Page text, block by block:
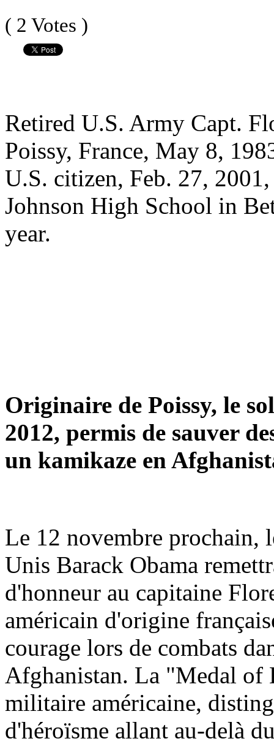
( 2 Votes )
Retired U.S. Army Capt.
Poissy, France, May 8,
U.S. citizen, Feb. 27,
Johnson High School in
year.
Originaire de Poissy, le
2012, permis de sauver
un kamikaze en
Le 12 novembre prochain,
Unis Barack Obama
d'honneur au capitaine
américain d'origine
courage lors de combats
Afghanistan. La "Medal of
militaire américaine,
d'héroïsme allant au-delà